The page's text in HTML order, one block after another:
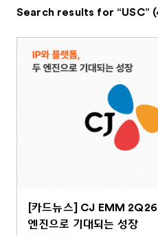
Search results for “USC”
[카드뉴스] CJ EMM 2Q26
엔진으로 기대되는 성장